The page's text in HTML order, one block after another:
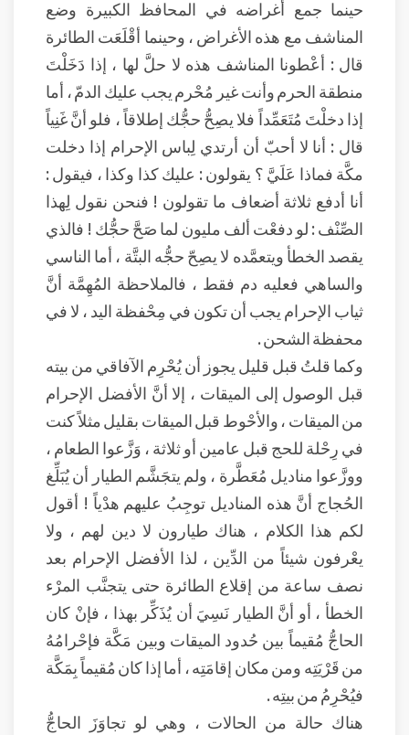
حينما جمع أغراضه في المحافظ الكبيرة وضع
المناشف مع هذه الأغراض ، وحينما أقْلَعَت الطائرة
قال : أعْطونا المناشف هذه لا حلَّ لها ، إذا دَخَلْتَ
منطقة الحرم وأنت غير مُحْرم يجب عليك الدمّ ، أما
إذا دخلْتَ مُتَعَمِّداً فلا يصِحُّ حجُّك إطلاقاً ، فلو أنَّ غَنِياً
قال : أنا لا أحبّ أن أرتدي لِباس الإحرام إذا دخلت
مكَّة فماذا عَلَيَّ ؟‍ يقولون : عليك كذا وكذا ، فيقول :
أنا أدفع ثلاثة أضعاف ما تقولون ‍! فنحن نقول لِهذا
الصِّنْف : لو دفعْت ألف مليون لما صَحَّ حجُّك ! فالذي
يقصد الخطأ ويتعمَّده لا يصِحّ حجُّه البتَّة ، أما الناسي
والساهي فعليه دم فقط ، فالملاحظة المُهِمَّة أنَّ
ثياب الإحرام يجب أن تكون في مِحْفظة اليد ، لا في
محفظة الشحن .
وكما قلتُ قبل قليل يجوز أن يُحْرِم الآفاقي من بيته
قبل الوصول إلى الميقات ، إلا أنَّ الأفضل الإحرام
من الميقات ، والأحْوط قبل الميقات بقليل مثلاً كنت
في رِحْلة للحج قبل عامين أو ثلاثة ، وَزَّعوا الطعام ،
ووزَّعوا مناديل مُعَطَّرة ، ولم يتجَشَّم الطيار أن يُبَلِّغ
الحُجاج أنَّ هذه المناديل توجِبُ عليهم هدْياً ! أقول
لكم هذا الكلام ، هناك طيارون لا دين لهم ، ولا
يعْرفون شيئاً من الدِّين ، لذا الأفضل الإحرام بعد
نصف ساعة من إقلاع الطائرة حتى يتجنَّب المرْء
الخطأ ، أو أنَّ الطيار نَسِيَ أن يُذَكِّر بهذا ، فإنْ كان
الحاجُّ مُقيماً بين حُدود الميقات وبين مَكَّة فإحْرامُهُ
من قَرْيَتِه ومن مكان إقامَتِه ، أما إذا كان مُقيماً بِمَكَّة
فيُحْرِمُ من بيتِه .
هناك حالة من الحالات ، وهي لو تجاوَزَ الحاجُّ